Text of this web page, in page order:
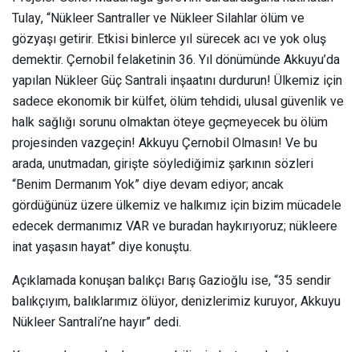
Tulay, “Nükleer Santraller ve Nükleer Silahlar ölüm ve
gözyaşı getirir. Etkisi binlerce yıl sürecek acı ve yok oluş
demektir. Çernobil felaketinin 36. Yıl dönümünde Akkuyu’da
yapılan Nükleer Güç Santrali inşaatını durdurun! Ülkemiz için
sadece ekonomik bir külfet, ölüm tehdidi, ulusal güvenlik ve
halk sağlığı sorunu olmaktan öteye geçmeyecek bu ölüm
projesinden vazgeçin! Akkuyu Çernobil Olmasın! Ve bu
arada, unutmadan, girişte söylediğimiz şarkının sözleri
“Benim Dermanım Yok” diye devam ediyor; ancak
gördüğünüz üzere ülkemiz ve halkımız için bizim mücadele
edecek dermanımız VAR ve buradan haykırıyoruz; nükleere
inat yaşasın hayat” diye konuştu.
Açıklamada konuşan balıkçı Barış Gazioğlu ise, “35 sendir
balıkçıyım, balıklarımız ölüyor, denizlerimiz kuruyor, Akkuyu
Nükleer Santrali’ne hayır” dedi.